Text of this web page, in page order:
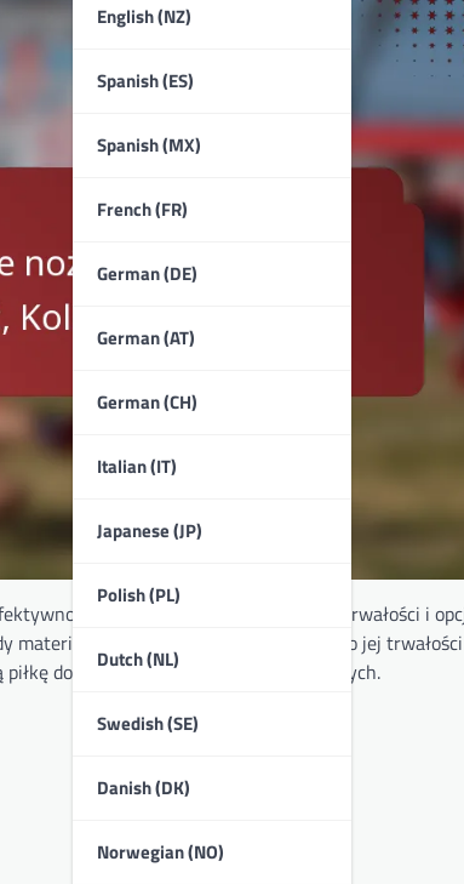
English (NZ)
Spanish (ES)
Spanish (MX)
French (FR)
German (DE)
German (AT)
German (CH)
Italian (IT)
Japanese (JP)
Polish (PL)
Dutch (NL)
Swedish (SE)
Danish (DK)
Norwegian (NO)
treningu dzięki swojej wadze, trwałości i
materiały użyte w konstrukcji decydują o jej
do spełnienia ich potrzeb treningowych.